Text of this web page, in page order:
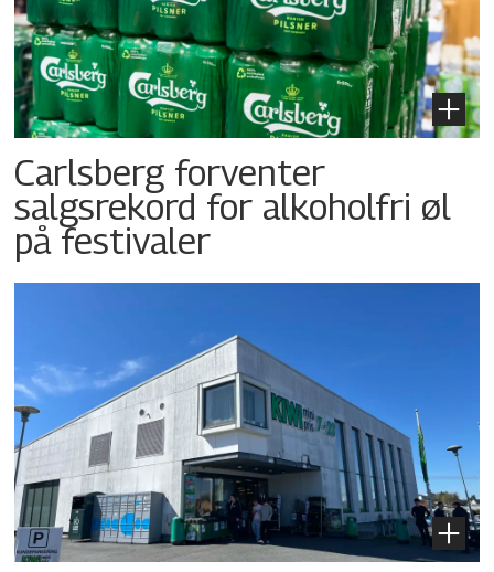
Carlsberg forventer
salgsrekord for alkoholfri øl
på festivaler